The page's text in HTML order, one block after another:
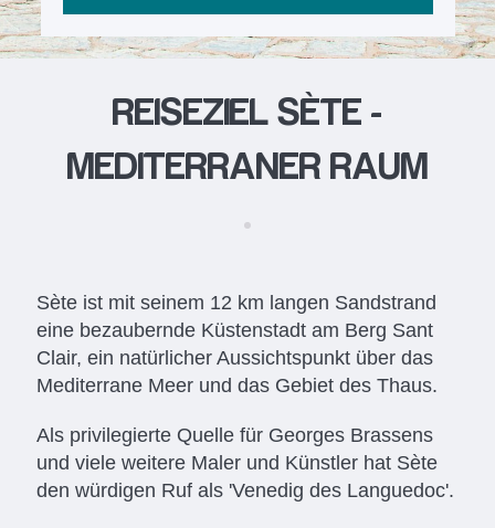
REISEZIEL SÈTE -
MEDITERRANER RAUM
Sète ist mit seinem 12 km langen Sandstrand
eine bezaubernde Küstenstadt am Berg Sant
Clair, ein natürlicher Aussichtspunkt über das
Mediterrane Meer und das Gebiet des Thaus.
Als privilegierte Quelle für Georges Brassens
und viele weitere Maler und Künstler hat Sète
den würdigen Ruf als 'Venedig des Languedoc'.